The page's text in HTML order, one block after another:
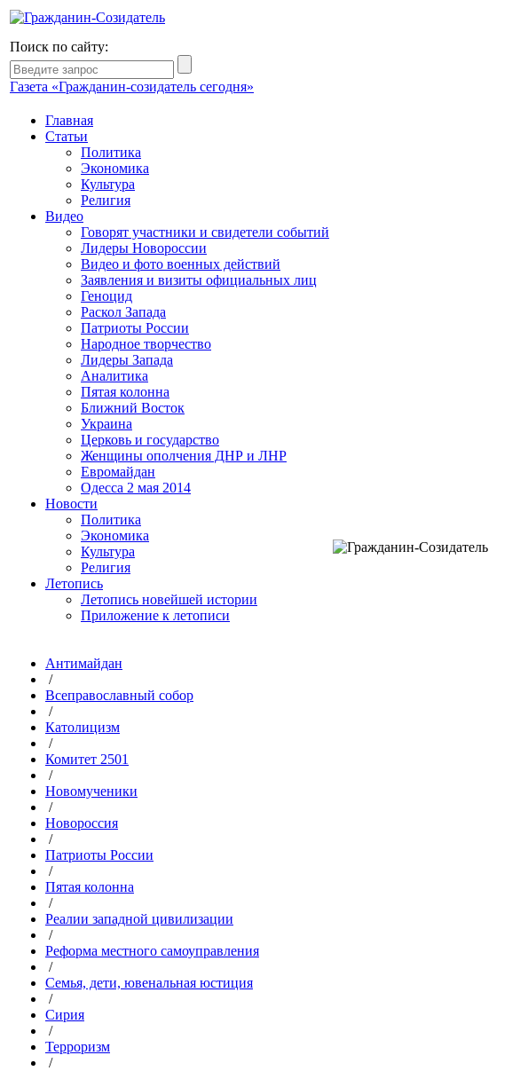
Поиск по сайту:
Газета «Гражданин-созидатель сегодня»
Главная
Статьи
Политика
Экономика
Культура
Религия
Видео
Говорят участники и свидетели событий
Лидеры Новороссии
Видео и фото военных действий
Заявления и визиты официальных лиц
Геноцид
Раскол Запада
Патриоты России
Народное творчество
Лидеры Запада
Аналитика
Пятая колонна
Ближний Восток
Украина
Церковь и государство
Женщины ополчения ДНР и ЛНР
Евромайдан
Одесса 2 мая 2014
Новости
Политика
Экономика
Культура
Религия
Летопись
Летопись новейшей истории
Приложение к летописи
Антимайдан
/
Всеправославный собор
/
Католицизм
/
Комитет 2501
/
Новомученики
/
Новороссия
/
Патриоты России
/
Пятая колонна
/
Реалии западной цивилизации
/
Реформа местного самоуправления
/
Семья, дети, ювенальная юстиция
/
Сирия
/
Терроризм
/